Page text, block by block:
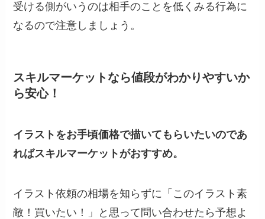
受ける側がいうのは相手のことを低くみる行為に
なるので注意しましょう。
スキルマーケットなら値段がわかりやすいか
ら安心！
イラストをお手頃価格で描いてもらいたいのであ
ればスキルマーケットがおすすめ。
イラスト依頼の相場を知らずに「このイラスト素
敵！買いたい！」と思って問い合わせたら予想よ